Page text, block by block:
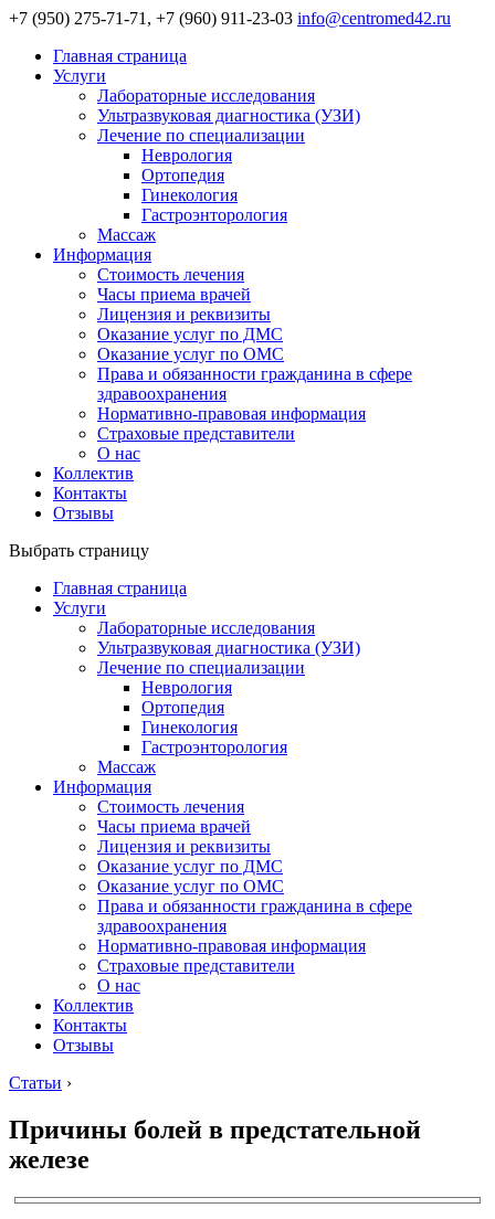
+7 (950) 275-71-71, +7 (960) 911-23-03 info@centromed42.ru
Главная страница
Услуги
Лабораторные исследования
Ультразвуковая диагностика (УЗИ)
Лечение по специализации
Неврология
Ортопедия
Гинекология
Гастроэнторология
Массаж
Информация
Стоимость лечения
Часы приема врачей
Лицензия и реквизиты
Оказание услуг по ДМС
Оказание услуг по ОМС
Права и обязанности гражданина в сфере
здравоохранения
Нормативно-правовая информация
Страховые представители
О нас
Коллектив
Контакты
Отзывы
Выбрать страницу
Главная страница
Услуги
Лабораторные исследования
Ультразвуковая диагностика (УЗИ)
Лечение по специализации
Неврология
Ортопедия
Гинекология
Гастроэнторология
Массаж
Информация
Стоимость лечения
Часы приема врачей
Лицензия и реквизиты
Оказание услуг по ДМС
Оказание услуг по ОМС
Права и обязанности гражданина в сфере
здравоохранения
Нормативно-правовая информация
Страховые представители
О нас
Коллектив
Контакты
Отзывы
Статьи ›
Причины болей в предстательной
железе